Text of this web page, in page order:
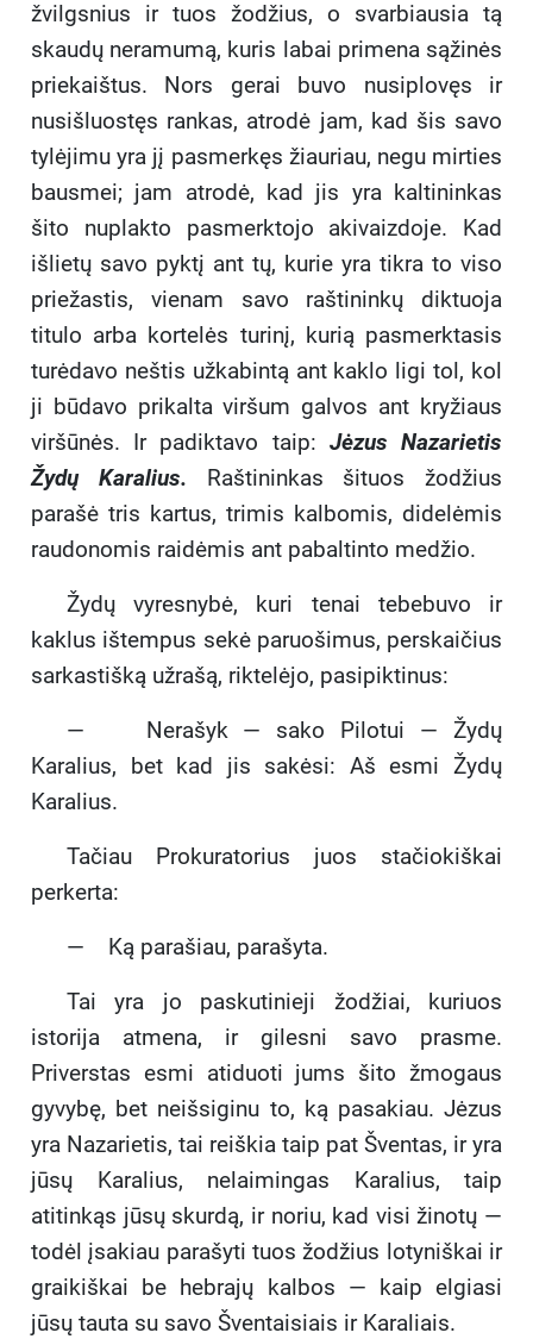
žvilgsnius ir tuos žodžius, o svarbiausia tą
skaudų neramumą, kuris labai primena sąžinės
priekaištus. Nors gerai buvo nusiplovęs ir
nusišluostęs rankas, atrodė jam, kad šis savo
tylėjimu yra jį pasmerkęs žiauriau, negu mirties
bausmei; jam atrodė, kad jis yra kaltininkas
šito nuplakto pasmerktojo akivaizdoje. Kad
išlietų savo pyktį ant tų, kurie yra tikra to viso
priežastis, vienam savo raštininkų diktuoja
titulo arba kortelės turinį, kurią pasmerktasis
turėdavo neštis užkabintą ant kaklo ligi tol, kol
ji būdavo prikalta viršum galvos ant kryžiaus
viršūnės. Ir padiktavo taip: Jėzus Nazarietis
Žydų Karalius. Raštininkas šituos žodžius
parašė tris kartus, trimis kalbomis, didelėmis
raudonomis raidėmis ant pabaltinto medžio.
Žydų vyresnybė, kuri tenai tebebuvo ir
kaklus ištempus sekė paruošimus, perskaičius
sarkastišką užrašą, riktelėjo, pasipiktinus:
— Nerašyk — sako Pilotui — Žydų
Karalius, bet kad jis sakėsi: Aš esmi Žydų
Karalius.
Tačiau Prokuratorius juos stačiokiškai
perkerta:
— Ką parašiau, parašyta.
Tai yra jo paskutinieji žodžiai, kuriuos
istorija atmena, ir gilesni savo prasme.
Priverstas esmi atiduoti jums šito žmogaus
gyvybę, bet neišsiginu to, ką pasakiau. Jėzus
yra Nazarietis, tai reiškia taip pat Šventas, ir yra
jūsų Karalius, nelaimingas Karalius, taip
atitinkąs jūsų skurdą, ir noriu, kad visi žinotų —
todėl įsakiau parašyti tuos žodžius lotyniškai ir
graikiškai be hebrajų kalbos — kaip elgiasi
jūsų tauta su savo Šventaisiais ir Karaliais.